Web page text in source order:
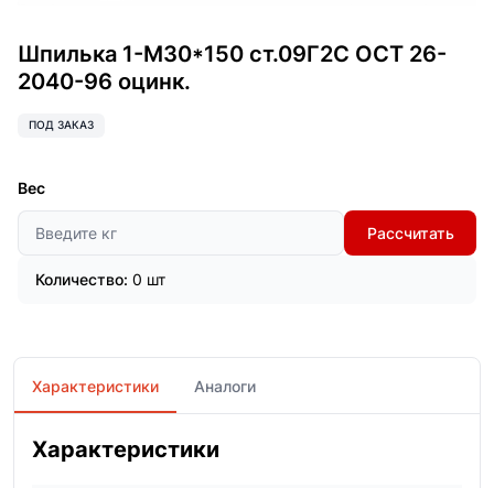
Шпилька 1-М30*150 ст.09Г2С ОСТ 26-
2040-96 оцинк.
ПОД ЗАКАЗ
Вес
Рассчитать
Количество: 0 шт
Характеристики Аналоги
Характеристики